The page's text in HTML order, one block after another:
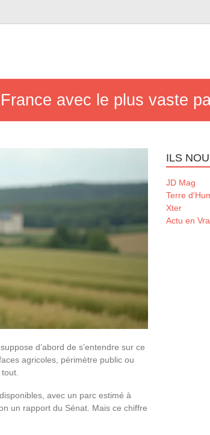
avec le plus vaste
d’abord de s’entendre sur ce
agricoles, périmètre public ou
avec un parc estimé à
un rapport du Sénat. Mais ce chiffre
ILS
JD Mag
Terre
Xter
Actu en